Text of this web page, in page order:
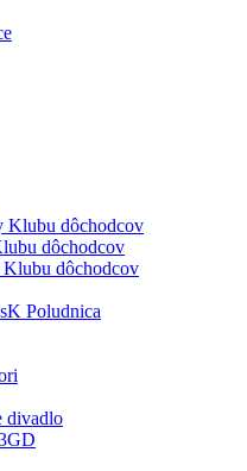
Klubu dôchodcov
dôchodcov
Klubu dôchodcov
Poludnica
divadlo